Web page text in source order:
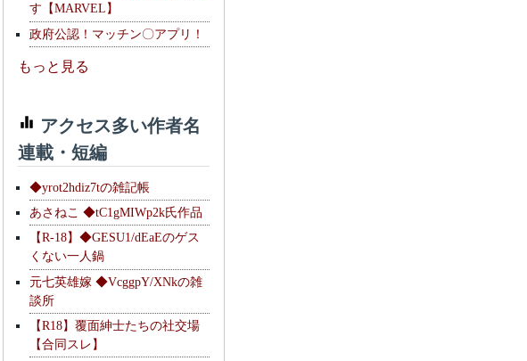
す【MARVEL】
政府公認！マッチン〇アプリ！
もっと見る
アクセス多い作者名
連載・短編
◆yrot2hdiz7tの雑記帳
あさねこ ◆tC1gMIWp2k氏作品
【R-18】◆GESU1/dEaEのゲス
くない一人鍋
元七英雄嫁 ◆VcggpY/XNkの雑
談所
【R18】覆面紳士たちの社交場
【合同スレ】